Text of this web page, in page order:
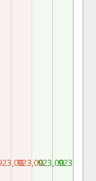
923,00923,00923,00